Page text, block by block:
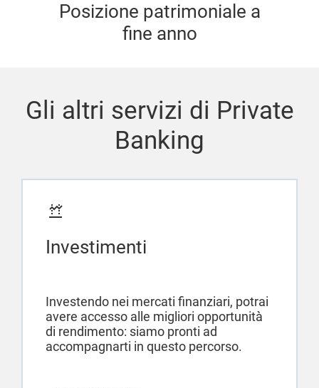
Posizione patrimoniale a
fine anno
Gli altri servizi di Private
Banking
Investimenti
Investendo nei mercati finanziari, potrai
avere accesso alle migliori opportunità
di rendimento: siamo pronti ad
accompagnarti in questo percorso.